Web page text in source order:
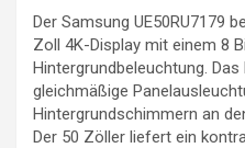
Der Samsung UE50RU7179
Zoll 4K-Display mit einem 8
Hintergrundbeleuchtung. Das
gleichmäßige
Hintergrundschimmern an
Der 50 Zöller liefert ein